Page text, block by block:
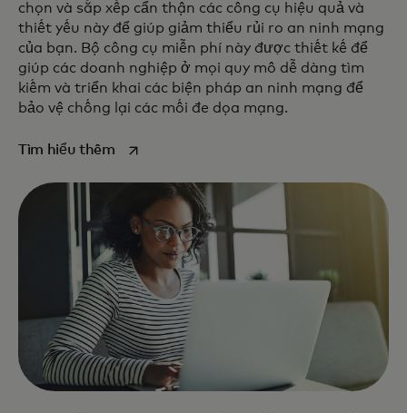
chọn và sắp xếp cẩn thận các công cụ hiệu quả và
thiết yếu này để giúp giảm thiểu rủi ro an ninh mạng
của bạn. Bộ công cụ miễn phí này được thiết kế để
giúp các doanh nghiệp ở mọi quy mô dễ dàng tìm
kiếm và triển khai các biện pháp an ninh mạng để
bảo vệ chống lại các mối đe dọa mạng.
Tìm hiểu thêmopens in a new tab